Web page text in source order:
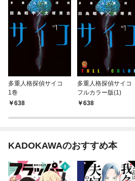
多重人格探偵サイコ
1巻
638
多重人格探偵サイコ
フルカラー版(1)
638
KADOKAWAのおすすめ本